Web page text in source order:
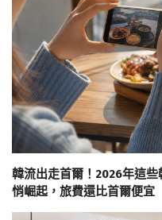
韓流出走首爾！2026年這
悄崛起，旅費還比首爾便宜